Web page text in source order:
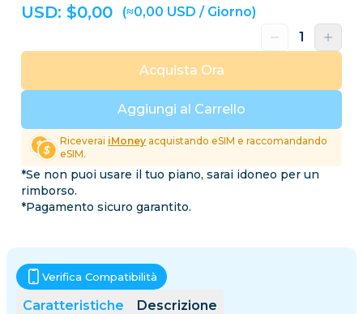
USD: $0,00 (≈0,00 USD / Giorno)
Aggiungi al Carrello
Acquista Ora
Riceverai iMoney acquistando eSIM e raccomandando
eSIM.
*Se non puoi usare il tuo piano, sarai idoneo per un
rimborso.
*Pagamento sicuro garantito.
Caratteristiche Descrizione
Verifica Compatibilità